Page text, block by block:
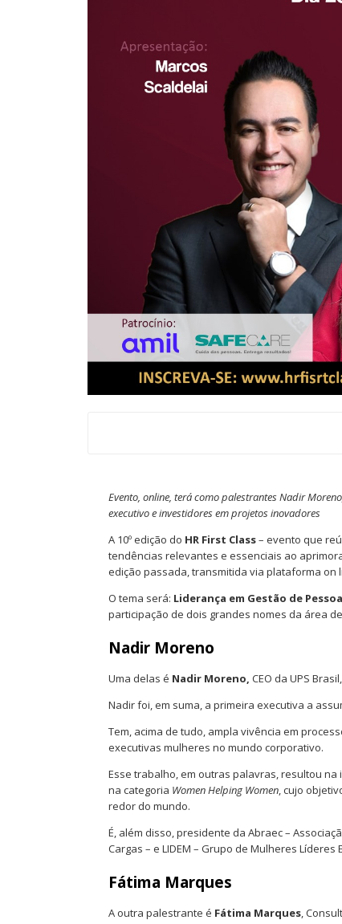
Evento, online, terá como palestrantes Nadir
executivo e investidores em projetos inovadores
A 10º edição do HR First Class– evento que
tendências relevantes e essenciais ao
edição passada, transmitida via plataforma on
O tema será: Liderança em Gestão de
participação de dois grandes nomes da área
Nadir Moreno
Uma delas é Nadir Moreno, CEO da UPS
Nadir foi, em suma, a primeira executiva a
Tem, acima de tudo, ampla vivência em
executivas mulheres no mundo corporativo.
Esse trabalho, em outras palavras, resultou
na categoria Women Helping Women, cujo
redor do mundo.
É, além disso, presidente da Abraec –
Cargas – e LIDEM – Grupo de Mulheres Líderes
Fátima Marques
A outra palestrante é Fátima Marques,